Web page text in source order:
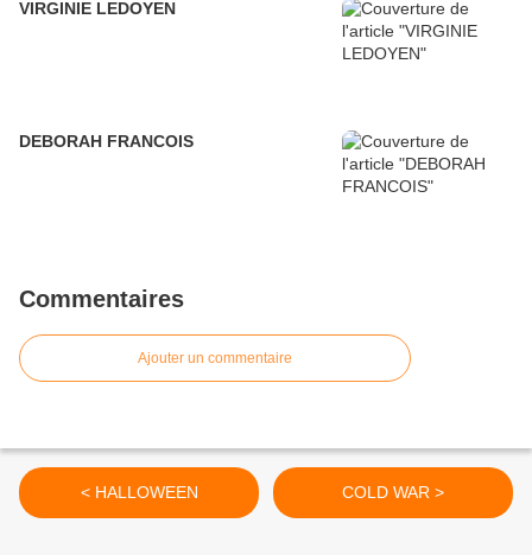
VIRGINIE LEDOYEN
DEBORAH FRANCOIS
Commentaires
Ajouter un commentaire
< HALLOWEEN COLD WAR >